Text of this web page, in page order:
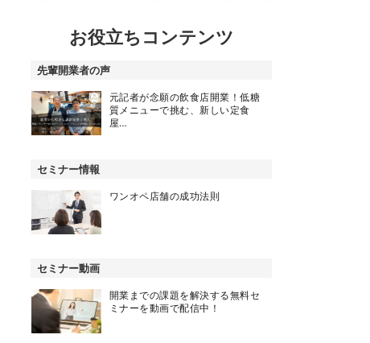
お役立ちコンテンツ
先輩開業者の声
元記者が念願の飲食店開業！低糖
質メニューで挑む、新しい定食
屋…
セミナー情報
ワンオペ店舗の成功法則
セミナー動画
開業までの課題を解決する無料セ
ミナーを動画で配信中！